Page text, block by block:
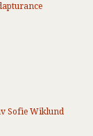
Sofie Wiklund